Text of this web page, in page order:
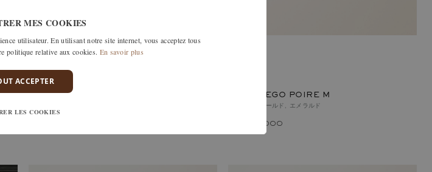
ALTEREGO OVALE L
ホワイトゴールド, エメラルドとダイヤモンド
ALTEREGO POIRE M
ホワイトゴールド, エメラルド
￥910,000
MES COOKIES
utilisateur. En utilisant notre site internet, vous acceptez tous
politique relative aux cookies. En savoir plus
ACCEPTER
LES COOKIES